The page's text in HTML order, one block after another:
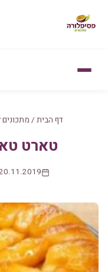
דף הבית / מתכונים
טארט